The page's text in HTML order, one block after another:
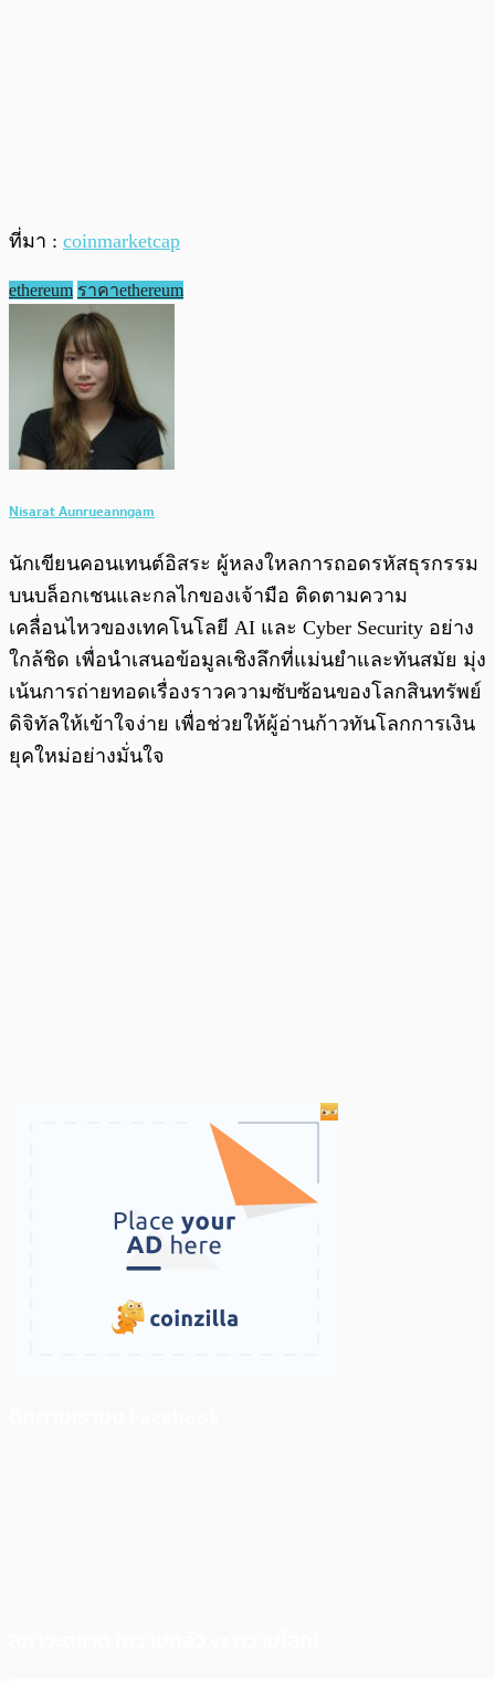
ที่มา : coinmarketcap
ethereum ราคาethereum
Nisarat Aunrueanngam
นักเขียนคอนเทนต์อิสระ ผู้หลงใหลการถอดรหัสธุรกรรม
บนบล็อกเชนและกลไกของเจ้ามือ ติดตามความ
เคลื่อนไหวของเทคโนโลยี AI และ Cyber Security อย่าง
ใกล้ชิด เพื่อนำเสนอข้อมูลเชิงลึกที่แม่นยำและทันสมัย มุ่ง
เน้นการถ่ายทอดเรื่องราวความซับซ้อนของโลกสินทรัพย์
ดิจิทัลให้เข้าใจง่าย เพื่อช่วยให้ผู้อ่านก้าวทันโลกการเงิน
ยุคใหม่อย่างมั่นใจ